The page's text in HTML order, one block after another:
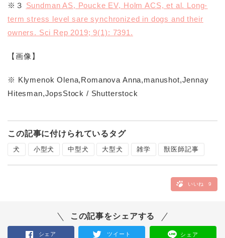
※３ Sundman AS, Poucke EV, Holm ACS, et al. Long-
term stress level sare synchronized in dogs and their
owners. Sci Rep 2019; 9(1): 7391.
【画像】
※ Klymenok Olena,Romanova Anna,manushot,Jennay
Hitesman,JopsStock / Shutterstock
この記事に付けられているタグ
犬 小型犬 中型犬 大型犬 雑学 獣医師記事
いいね 9
この記事をシェアする
シェア ツイート シェア